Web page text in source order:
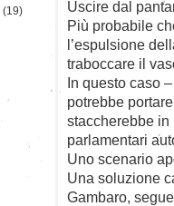
Uscire dal
Più probabile
l’espulsione
traboccare il
In questo caso
potrebbe
staccherebbe in
parlamentari
Uno scenario
Una soluzione
Gambaro,
(19)